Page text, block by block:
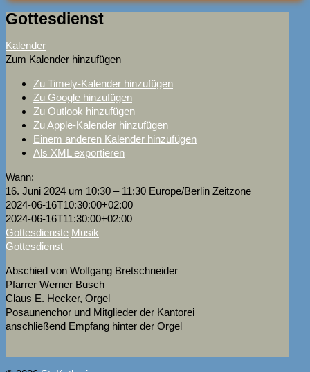
Gottesdienst
Kalender
Zum Kalender hinzufügen
Zu Timely-Kalender hinzufügen
Zu Google hinzufügen
Zu Outlook hinzufügen
Zu Apple-Kalender hinzufügen
Einem anderen Kalender hinzufügen
Als XML exportieren
Wann:
16. Juni 2024 um 10:30 – 11:30 Europe/Berlin Zeitzone
2024-06-16T10:30:00+02:00
2024-06-16T11:30:00+02:00
Gottesdienste Musik
Gottesdienst
Abschied von Wolfgang Bretschneider
Pfarrer Werner Busch
Claus E. Hecker, Orgel
Posaunenchor und Mitglieder der Kantorei
anschließend Empfang hinter der Orgel